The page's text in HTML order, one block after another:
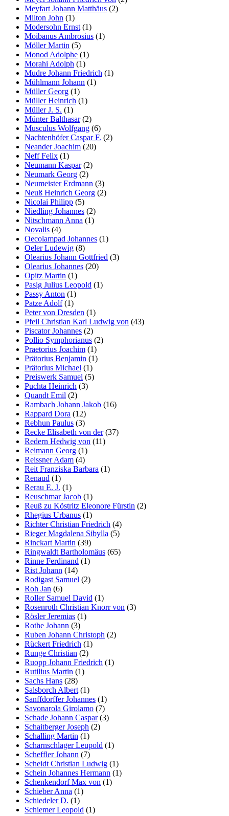
Meyfart Johann Matthäus (2)
Milton John (1)
Modersohn Ernst (1)
Moibanus Ambrosius (1)
Möller Martin (5)
Monod Adolphe (1)
Morahi Adolph (1)
Mudre Johann Friedrich (1)
Mühlmann Johann (1)
Müller Georg (1)
Müller Heinrich (1)
Müller J. S. (1)
Münter Balthasar(2)
Musculus Wolfgang (6)
Nachtenhöfer Caspar F. (2)
Neander Joachim (20)
Neff Felix (1)
Neumann Kaspar(2)
Neumark Georg (2)
Neumeister Erdmann (3)
Neuß Heinrich Georg (2)
Nicolai Philipp (5)
Niedling Johannes (2)
Nitschmann Anna (1)
Novalis (4)
Oecolampad Johannes (1)
Oeler Ludewig (8)
Olearius Johann Gottfried (3)
Olearius Johannes (20)
Opitz Martin (1)
Pasig Julius Leopold (1)
Passy Anton (1)
Patze Adolf(1)
Peter von Dresden (1)
Pfeil Christian Karl Ludwig von (43)
Piscator Johannes (2)
Pollio Symphorianus (2)
Praetorius Joachim (1)
Prätorius Benjamin (1)
Prätorius Michael (1)
Preiswerk Samuel (5)
Puchta Heinrich (3)
Quandt Emil (2)
Rambach Johann Jakob (16)
Rappard Dora (12)
Rebhun Paulus (3)
Recke Elisabeth von der(37)
Redern Hedwig von (11)
Reimann Georg (1)
Reissner Adam (4)
Reit Franziska Barbara (1)
Renaud (1)
Rerau E. J. (1)
Reuschmar Jacob (1)
Reuß zu Köstritz Eleonore Fürstin (2)
Rhegius Urbanus (1)
Richter Christian Friedrich (4)
Rieger Magdalena Sibylla (5)
Rinckart Martin (39)
Ringwaldt Bartholomäus (65)
Rinne Ferdinand (1)
Rist Johann (14)
Rodigast Samuel (2)
Roh Jan (6)
Roller Samuel David (1)
Rosenroth Christian Knorr von (3)
Rösler Jeremias (1)
Rothe Johann (3)
Ruben Johann Christoph (2)
Rückert Friedrich (1)
Runge Christian (2)
Ruopp Johann Friedrich (1)
Rutilius Martin (1)
Sachs Hans (28)
Salsborch Albert (1)
Sanffdorffer Johannes (1)
Savonarola Girolamo (7)
Schade Johann Caspar(3)
Schaitberger Joseph (2)
Schalling Martin (1)
Scharnschlager Leupold (1)
Scheffler Johann (7)
Scheidt Christian Ludwig (1)
Schein Johannes Hermann (1)
Schenkendorf Max von (1)
Schieber Anna (1)
Schiedeler D. (1)
Schiemer Leopold (1)